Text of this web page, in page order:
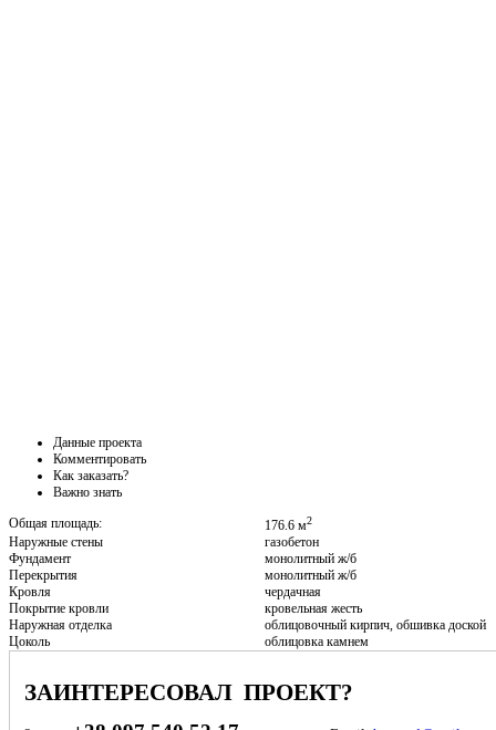
Данные проекта
Комментировать
Как заказать?
Важно знать
Общая площадь:
176.6 м2
Наружные стены
газобетон
Фундамент
монолитный ж/б
Перекрытия
монолитный ж/б
Кровля
чердачная
Покрытие кровли
кровельная жесть
Наружная отделка
облицовочный кирпич, обшивка доской
Цоколь
облицовка камнем
ЗАИНТЕРЕСОВАЛ ПРОЕКТ?